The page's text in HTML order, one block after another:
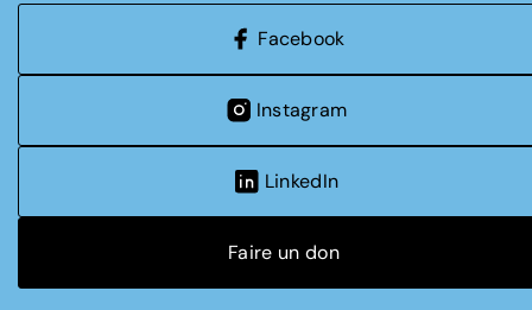
Facebook
Instagram
LinkedIn
Faire un don